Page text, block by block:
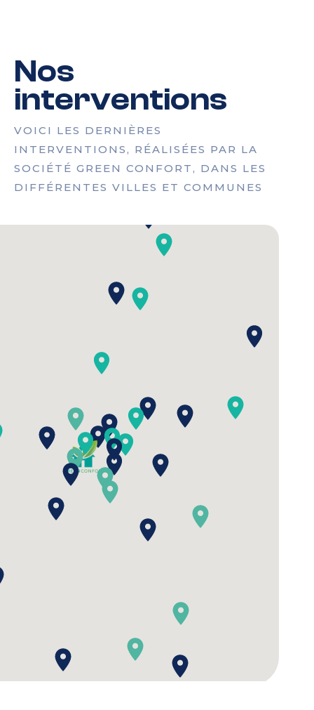
Nos
interventions
VOICI LES DERNIÈRES
INTERVENTIONS, RÉALISÉES PAR LA
SOCIÉTÉ GREEN CONFORT, DANS LES
DIFFÉRENTES VILLES ET COMMUNES